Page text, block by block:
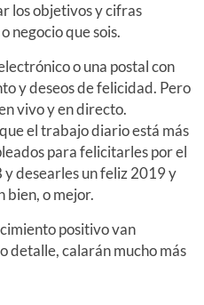
los objetivos y cifras
negocio que sois.
o una postal con
y deseos de felicidad. Pero
vivo y en directo.
el trabajo diario está más
para felicitarles por el
desearles un feliz 2019 y
bien, o mejor.
positivo van
detalle, calarán mucho más